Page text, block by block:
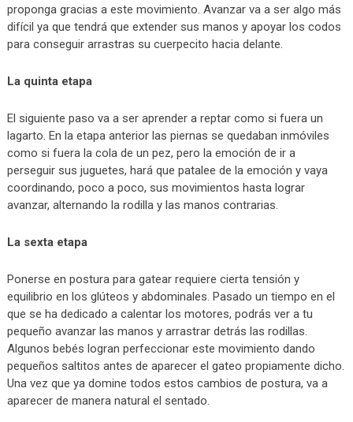
proponga gracias a este movimiento. Avanzar va a ser algo más
difícil ya que tendrá que extender sus manos y apoyar los codos
para conseguir arrastras su cuerpecito hacia delante.
La quinta etapa
El siguiente paso va a ser aprender a reptar como si fuera un
lagarto. En la etapa anterior las piernas se quedaban inmóviles
como si fuera la cola de un pez, pero la emoción de ir a
perseguir sus juguetes, hará que patalee de la emoción y vaya
coordinando, poco a poco, sus movimientos hasta lograr
avanzar, alternando la rodilla y las manos contrarias.
La sexta etapa
Ponerse en postura para gatear requiere cierta tensión y
equilibrio en los glúteos y abdominales. Pasado un tiempo en el
que se ha dedicado a calentar los motores, podrás ver a tu
pequeño avanzar las manos y arrastrar detrás las rodillas.
Algunos bebés logran perfeccionar este movimiento dando
pequeños saltitos antes de aparecer el gateo propiamente dicho.
Una vez que ya domine todos estos cambios de postura, va a
aparecer de manera natural el sentado.